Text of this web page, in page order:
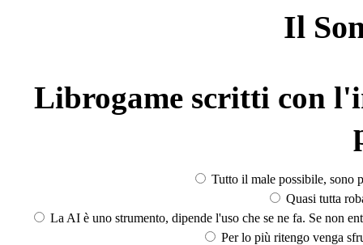
Il
Librogame scritti con
Tutto il male possibile, sono
Quasi tutta
La AI è uno strumento, dipende l'uso che se ne fa. Se non
Per lo più ritengo venga